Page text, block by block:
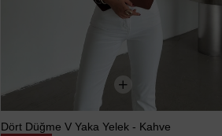
Dört Düğme V Yaka Yelek - Kahve